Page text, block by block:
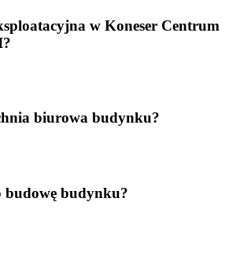
w Koneser Centrum
biurowa budynku?
budowę budynku?